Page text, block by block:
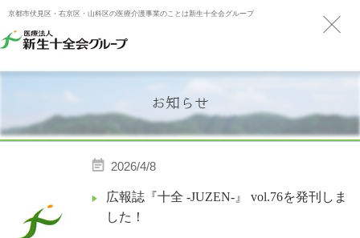
京都市伏見区・右京区・山科区の医療介護事業のことは新生十全会グループ
お知らせ
2026/4/8
広報誌『十全 -JUZEN-』 vol.76を発刊しま
した！